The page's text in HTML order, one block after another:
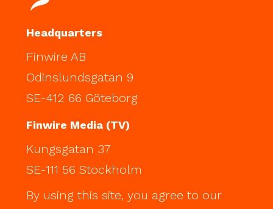
Headquarters
Finwire AB
Odinslundsgatan 9
SE-412 66 Göteborg
Finwire Media (TV)
Kungsgatan 37
SE-111 56 Stockholm
By using this site, you agree to our